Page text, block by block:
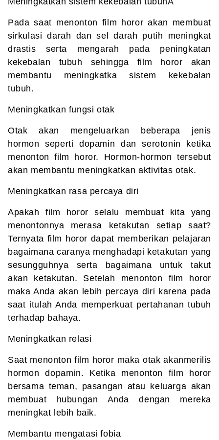
Pada saat menonton film horor akan membuat
sirkulasi darah dan sel darah putih meningkat
drastis serta mengarah pada peningkatan
kekebalan tubuh sehingga film horor akan
membantu meningkatka sistem kekebalan
tubuh.
Meningkatkan fungsi otak
Otak akan mengeluarkan beberapa jenis
hormon seperti dopamin dan serotonin ketika
menonton film horor. Hormon-hormon tersebut
akan membantu meningkatkan aktivitas otak.
Meningkatkan rasa percaya diri
Apakah film horor selalu membuat kita yang
menontonnya merasa ketakutan setiap saat?
Ternyata film horor dapat memberikan pelajaran
bagaimana caranya menghadapi ketakutan yang
sesungguhnya serta bagaimana untuk takut
akan ketakutan. Setelah menonton film horor
maka Anda akan lebih percaya diri karena pada
saat itulah Anda memperkuat pertahanan tubuh
terhadap bahaya.
Meningkatkan relasi
Saat menonton film horor maka otak akanmerilis
hormon dopamin. Ketika menonton film horor
bersama teman, pasangan atau keluarga akan
membuat hubungan Anda dengan mereka
meningkat lebih baik.
Membantu mengatasi fobia